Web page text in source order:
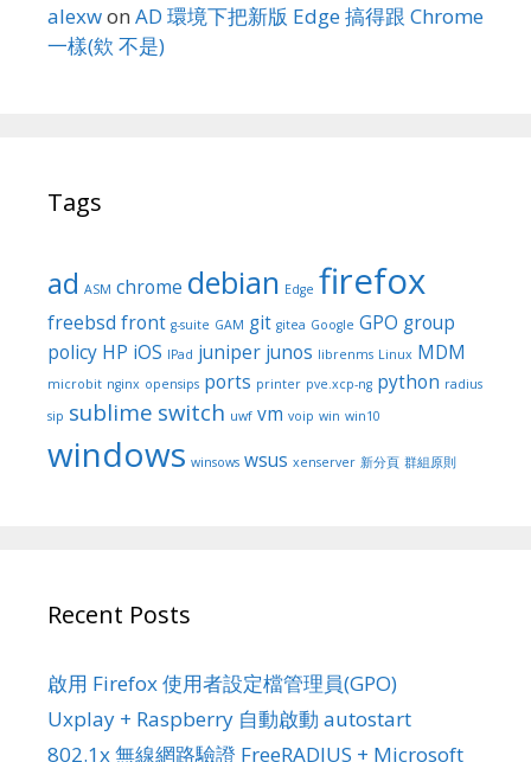
alexwon AD 環境下把新版 Edge 搞得跟 Chrome
一樣(欸 不是)
Tags
ad ASM chrome debian Edge firefox
freebsd front g-suite GAM git gitea Google GPO group
policy HP iOS IPad juniper junos librenms Linux MDM
microbit nginx opensips ports printer pve.xcp-ng python radius
sip sublime switch uwf vm voip win win10
windows winsows wsus xenserver 新分頁 群組原則
Recent Posts
啟用 Firefox 使用者設定檔管理員(GPO)
Uxplay + Raspberry 自動啟動 autostart
802.1x 無線網路驗證 FreeRADIUS + Microsoft